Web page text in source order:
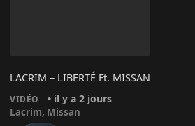
LACRIM – LIBERTÉ Ft. MISSAN
VIDÉO • il y a 2 jours
Lacrim, Missan